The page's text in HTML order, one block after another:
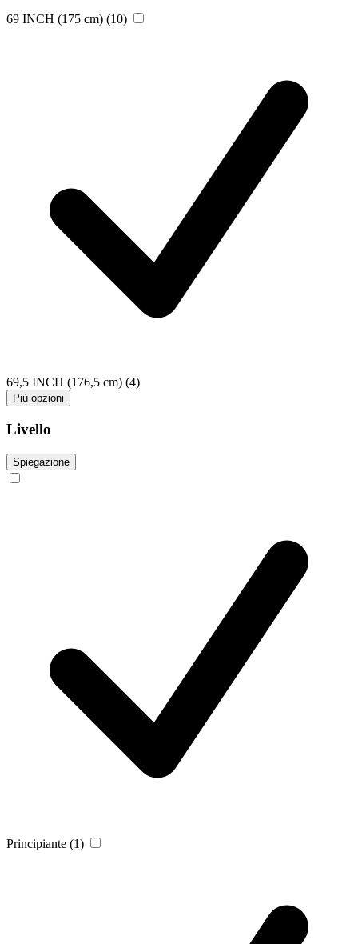
69 INCH (175 cm) (10)
69,5 INCH (176,5 cm) (4)
Più opzioni
Livello
Spiegazione
Principiante (1)